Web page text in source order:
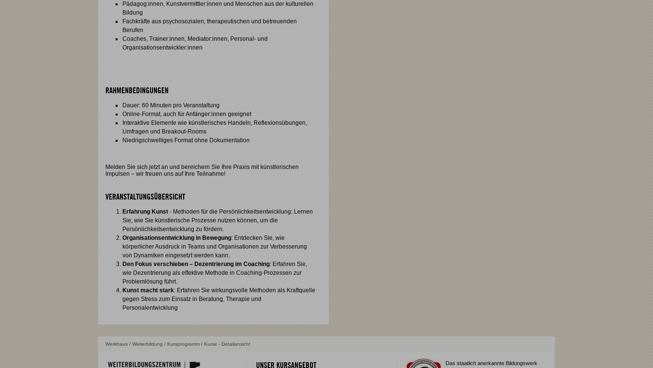
Pädagog:innen, Kunstvermittler:innen und Menschen aus der kulturellen
Bildung
Fachkräfte aus psychosozialen, therapeutischen und betreuenden
Berufen
Coaches, Trainer:innen, Mediator:innen, Personal- und
Organisationsentwickler:innen
RAHMENBEDINGUNGEN
Dauer: 60 Minuten pro Veranstaltung
Online-Format, auch für Anfänger:innen geeignet
Interaktive Elemente wie künstlerisches Handeln, Reflexionsübungen,
Umfragen und Breakout-Rooms
Niedrigschwelliges Format ohne Dokumentation
Melden Sie sich jetzt an und bereichern Sie Ihre Praxis mit künstlerischen
Impulsen – wir freuen uns auf Ihre Teilnahme!
VERANSTALTUNGSÜBERSICHT
Erfahrung Kunst - Methoden für die Persönlichkeitsentwicklung: Lernen
Sie, wie Sie künstlerische Prozesse nutzen können, um die
Persönlichkeitsentwicklung zu fördern.
Organisationsentwicklung in Bewegung: Entdecken Sie, wie
körperlicher Ausdruck in Teams und Organisationen zur Verbesserung
von Dynamiken eingesetzt werden kann.
Den Fokus verschieben – Dezentrierung im Coaching: Erfahren Sie,
wie Dezentrierung als effektive Methode in Coaching-Prozessen zur
Problemlösung führt.
Kunst macht stark: Erfahren Sie wirkungsvolle Methoden als Kraftquelle
gegen Stress zum Einsatz in Beratung, Therapie und
Personalentwicklung
Werkhaus / Weiterbildung / Kursprogramm / Kurse - Detailansicht
UNSER KURSANGEBOT Das staatlich anerkannte Bildungswerk